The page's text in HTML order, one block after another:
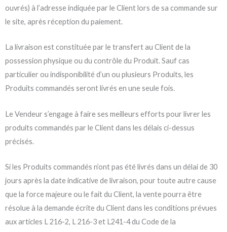
ouvrés) à l’adresse indiquée par le Client lors de sa commande sur
le site, après réception du paiement.
La livraison est constituée par le transfert au Client de la
possession physique ou du contrôle du Produit. Sauf cas
particulier ou indisponibilité d’un ou plusieurs Produits, les
Produits commandés seront livrés en une seule fois.
Le Vendeur s’engage à faire ses meilleurs efforts pour livrer les
produits commandés par le Client dans les délais ci-dessus
précisés.
Si les Produits commandés n’ont pas été livrés dans un délai de 30
jours après la date indicative de livraison, pour toute autre cause
que la force majeure ou le fait du Client, la vente pourra être
résolue à la demande écrite du Client dans les conditions prévues
aux articles L 216-2, L 216-3 et L241-4 du Code de la